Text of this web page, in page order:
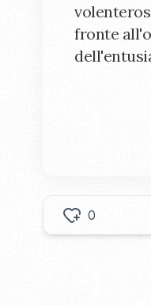
fronte
0